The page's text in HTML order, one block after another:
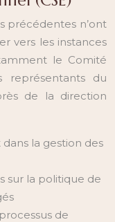
précédentes n’ont
vers les instances
le Comité
représentants du
de la direction
la gestion des
sur la politique de
de